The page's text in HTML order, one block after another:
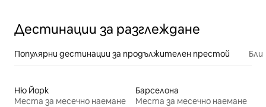
Дестинации за разглеждане
Популярни дестинации за продължителен престой
Ню Йорк
Места за месечно наемане
Барселона
Места за месечно наемане